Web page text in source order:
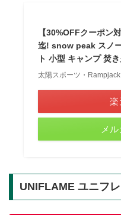
【30%OFFクーポン
迄! snow peak スノ
ト 小型 キャンプ 焚
太陽スポーツ・
楽
メ
UNIFLAME ユニフ